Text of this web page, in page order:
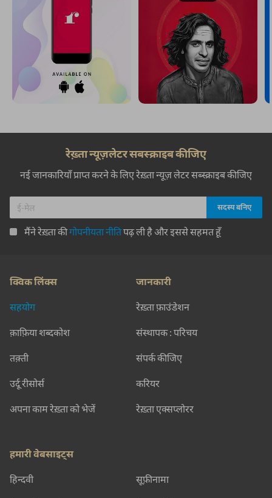
रेख़्ता न्यूज़लेटर सबस्क्राइब कीजिए
नई जानकारियाँ प्राप्त करने के लिए रेख़्ता न्यूज़ लेटर सब्स्क्राइब कीजिए
मैंने रेख़्ता कीगोपनीयता नीतिपढ़ ली है और इससे सहमत हूँ
क्विक लिंक्स
सहयोग
क़ाफ़िया शब्दकोश
तक़्ती
उर्दू रीसोर्स
अपना काम रेख़्ता को भेजें
जानकारी
रेख़्ता फ़ाउंडेशन
संस्थापक : परिचय
संपर्क कीजिए
करियर
रेख़्ता एक्सप्लोरर
हमारी वेबसाइट्स
हिन्दवी सूफ़ीनामा